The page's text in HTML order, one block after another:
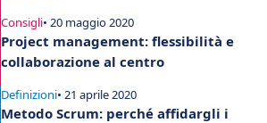
Consigli• 20 maggio 2020
Project management: flessibilità e
collaborazione al centro
Definizioni• 21 aprile 2020
Metodo Scrum: perché affidargli i